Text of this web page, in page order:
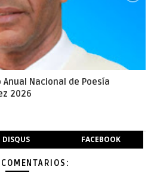
Nacional de Poesía
2026
DISQUS FACEBOOK